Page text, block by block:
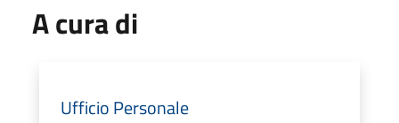
A cura di
Ufficio Personale